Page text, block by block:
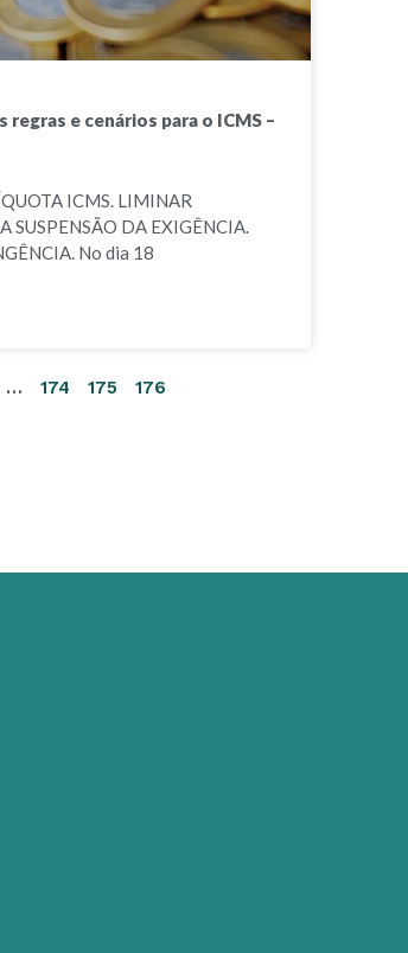
regras e cenários para o ICMS –
ICMS. LIMINAR
SUSPENSÃO DA EXIGÊNCIA.
No dia 18
… 174 175 176